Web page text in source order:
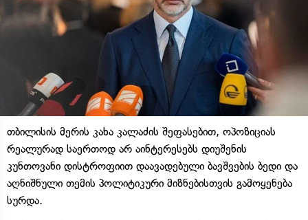
თბილისის მერის კახა კალაძის შეფასებით, ოპოზიციას
რეალურად საერთოდ არ აინტერესებს დიუშენის
კუნთოვანი დისტროფიით დაავადებული ბავშვების ბედი და
აღნიშნული თემის პოლიტიკური მიზნებისთვის გამოყენება
სურდა.